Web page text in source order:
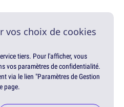
vos choix de cookies
tiers. Pour l'afficher, vous
vos paramètres de confidentialité.
via le lien "Paramètres de Gestion
page.